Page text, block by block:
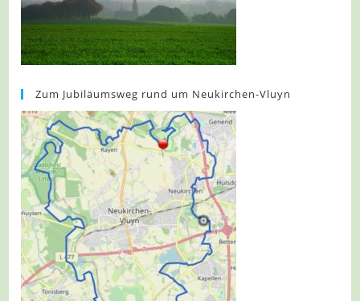
Zum Jubiläumsweg rund um Neukirchen-Vluyn